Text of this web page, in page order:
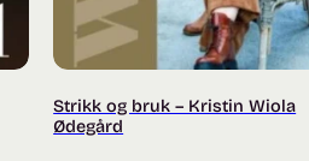
Strikk og bruk – Kristin Wiola
Ødegård